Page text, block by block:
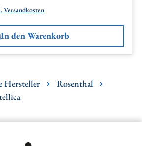
Versandkosten
In den Warenkorb
Hersteller
Rosenthal